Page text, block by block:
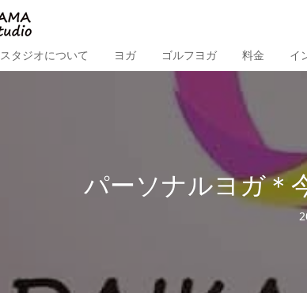
スタジオについて ヨガ ゴルフヨガ 料金 イ
パーソナルヨガ＊